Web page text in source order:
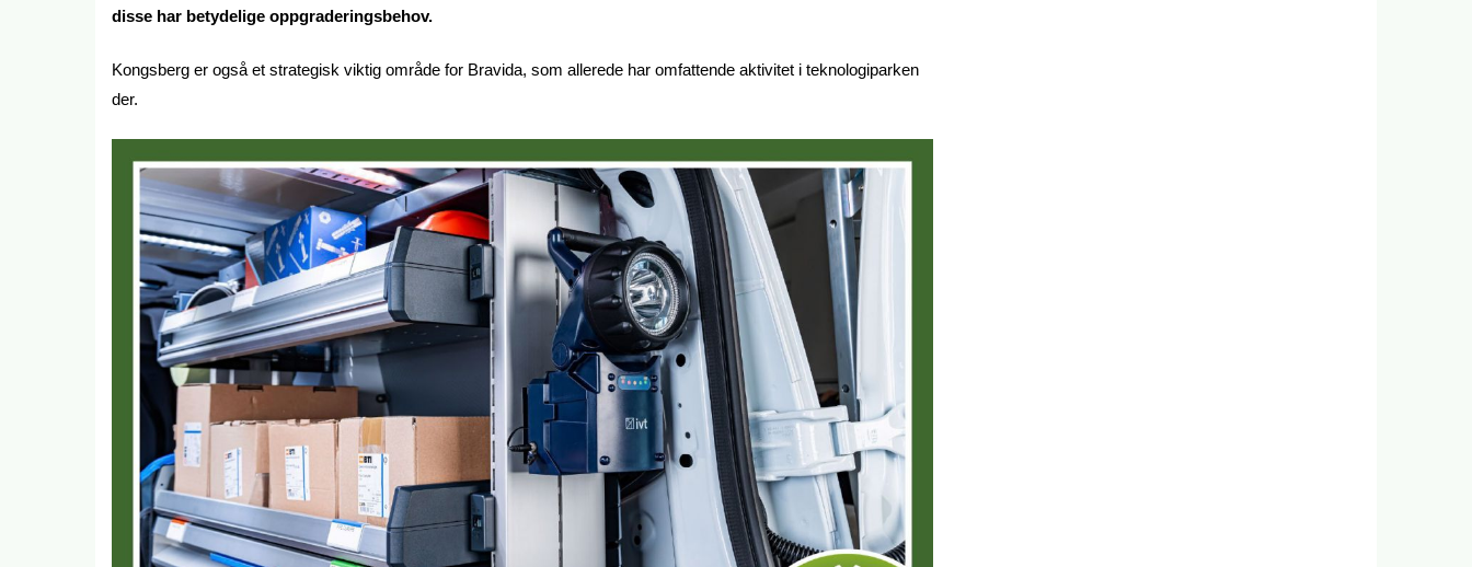
disse har betydelige oppgraderingsbehov.
Kongsberg er også et strategisk viktig område for Bravida, som allerede har omfattende aktivitet i teknologiparken
der.